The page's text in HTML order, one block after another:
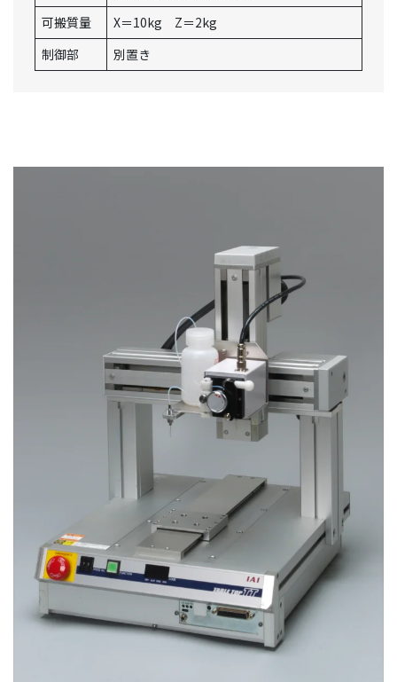
可搬質量
X＝10kg Z＝2kg
制御部
別置き